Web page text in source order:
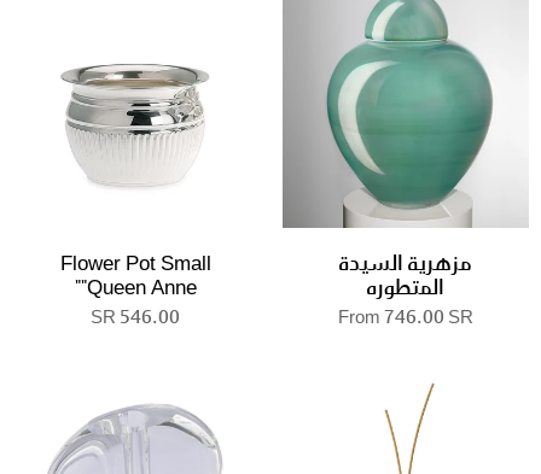
مزهرية السيدة
المتطوره
From 746.00 SR
Flower Pot Small
"Queen Anne"
546.00 SR